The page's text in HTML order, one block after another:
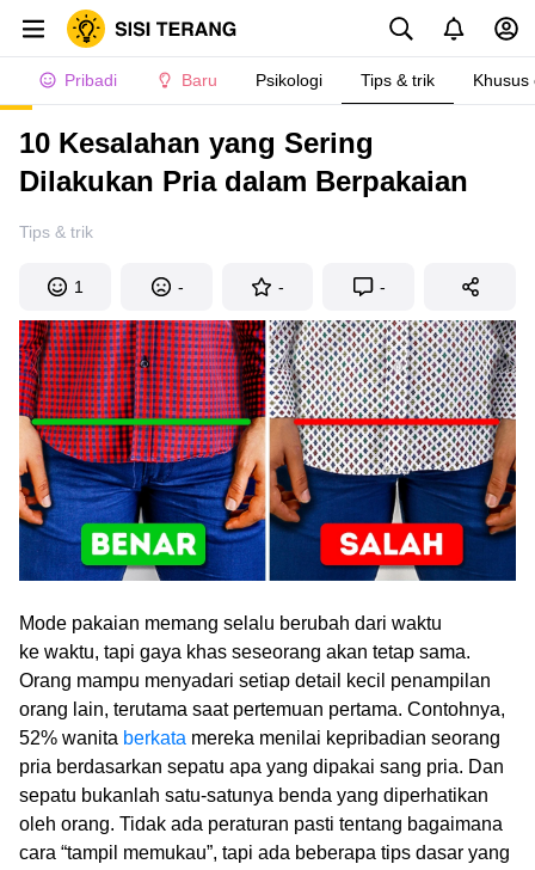
Pribadi Baru Psikologi Tips & trik Khusus
10 Kesalahan yang Sering
Dilakukan Pria dalam Berpakaian
Tips & trik
1 - - -
Mode pakaian memang selalu berubah dari waktu
ke waktu, tapi gaya khas seseorang akan tetap sama.
Orang mampu menyadari setiap detail kecil penampilan
orang lain, terutama saat pertemuan pertama. Contohnya,
52% wanita berkata mereka menilai kepribadian seorang
pria berdasarkan sepatu apa yang dipakai sang pria. Dan
sepatu bukanlah satu-satunya benda yang diperhatikan
oleh orang. Tidak ada peraturan pasti tentang bagaimana
cara “tampil memukau”, tapi ada beberapa tips dasar yang